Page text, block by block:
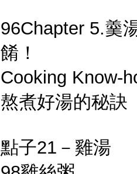
96Chapter 5.羹
餚！
Cooking Know-
熬煮好湯的秘訣
點子21－雞湯